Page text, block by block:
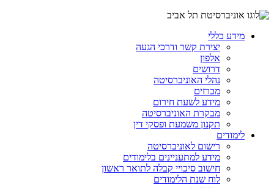
מידע כללי
יצירת קשר ודרכי הגעה
אלפון
דרושים
נהלי האוניברסיטה
מכרזים
מידע לשעת חירום
מבקרת האוניברסיטה
תקנון משמעת ופסקי דין
לימודים
רישום לאוניברסיטה
מידע למתעניינים בלימודים
חישוב סיכויי קבלה לתואר ראשון
לוח שנת הלימודים